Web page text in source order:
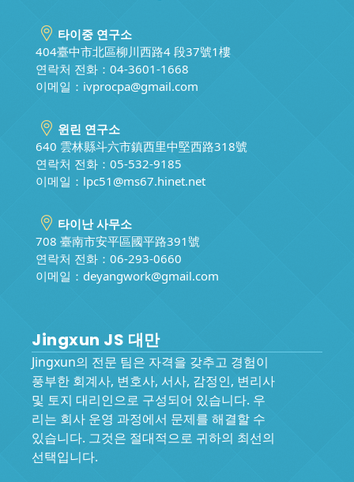
타이중 연구소
404臺中市北區柳川西路4 段37號1樓
연락처 전화：04-3601-1668
이메일： ivprocpa@gmail.com
윈린 연구소
640 雲林縣斗六市鎮西里中堅西路318號
연락처 전화：05-532-9185
이메일： lpc51@ms67.hinet.net
타이난 사무소
708 臺南市安平區國平路391號
연락처 전화：06-293-0660
이메일： deyangwork@gmail.com
Jingxun JS 대만
Jingxun의 전문 팀은 자격을 갖추고 경험이
풍부한 회계사, 변호사, 서사, 감정인, 변리사
및 토지 대리인으로 구성되어 있습니다. 우
리는 회사 운영 과정에서 문제를 해결할 수
있습니다. 그것은 절대적으로 귀하의 최선의
선택입니다.